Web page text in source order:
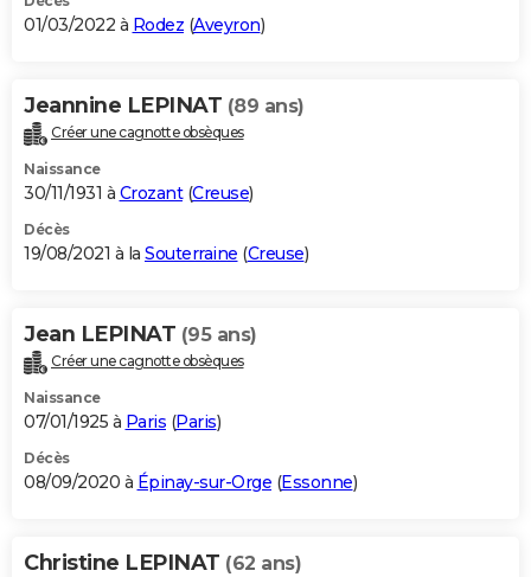
BONS PLANS
Carte de Noël
Carte Bonne année
Carte Saint-Valentin
Carte Pâques
Carte d'anniversaire
DICTIONNAIRE
Dictionnaire
Biographies
Citations
Expressions
Proverbes
PROGRAMME TV
S'inscrire
Se connecter
Lycées
Collèges
Primaires
Universités
Entreprises
Service militaire
Avis de recherche
AVIS DE DÉCÈS
Bricolage
Lifestyle
Culture
Sport
Auto
Television
Voyage
Cinema
01/03/2022 à Rodez (Aveyron)
Jeannine LEPINAT (89 ans)
Créer une cagnotte obsèques
Naissance
30/11/1931 à Crozant(Creuse)
Décès
19/08/2021 à la Souterraine (Creuse)
Jean LEPINAT (95 ans)
Créer une cagnotte obsèques
Naissance
07/01/1925 à Paris (Paris)
Décès
08/09/2020 à Épinay-sur-Orge (Essonne)
Christine LEPINAT (62 ans)